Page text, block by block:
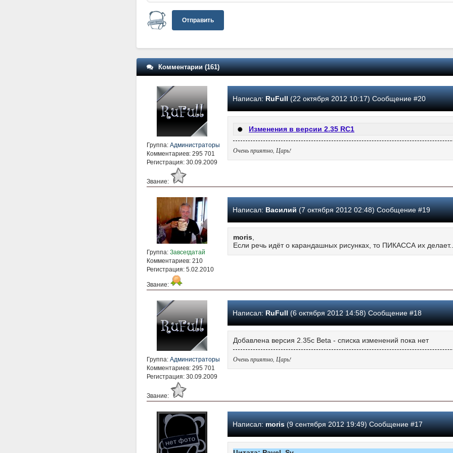
Отправить
Комментарии (161)
Группа: Администраторы
Комментариев: 295 701
Регистрация: 30.09.2009
Звание:
Написал: RuFull(22 октября 2012 10:17) Сообщение #20
Изменения в версии 2.35 RC1
Очень приятно, Царь!
Группа: Завсегдатай
Комментариев: 210
Регистрация: 5.02.2010
Звание:
Написал: Василий(7 октября 2012 02:48) Сообщение #19
moris
Если речь идёт о карандашных рисунках, то ПИКАССА их
Группа: Администраторы
Комментариев: 295 701
Регистрация: 30.09.2009
Звание:
Написал: RuFull(6 октября 2012 14:58) Сообщение #18
Добавлена версия 2.35c Beta - списка изменений пока нет
Очень приятно, Царь!
Написал: moris(9 сентября 2012 19:49) Сообщение #17